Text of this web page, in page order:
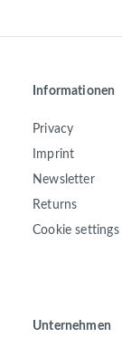
Informationen
Privacy
Imprint
Newsletter
Returns
Cookie settings
Unternehmen